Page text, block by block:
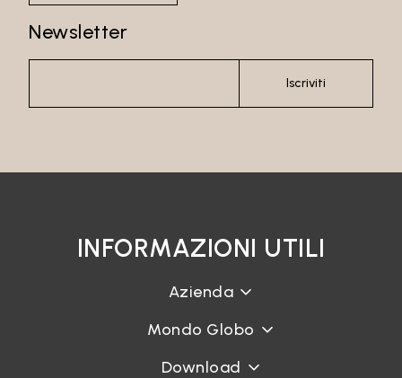
Newsletter
Iscriviti
INFORMAZIONI UTILI
Azienda
Mondo Globo
Download